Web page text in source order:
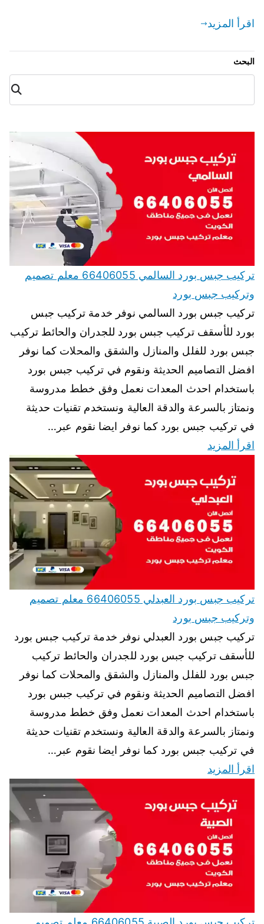
اقرأ المزيد
البحث
البح
ث
تركيب جبس بورد السالمي 66406055 معلم تصميم
وتركيب جبس بورد
تركيب جبس بورد السالمي نوفر خدمة تركيب جبس
بورد للأسقف تركيب جبس بورد للجدران والحائط تركيب
جبس بورد للفلل والمنازل والشقق والمحلات كما نوفر
افضل التصاميم الحديثة ونقوم في تركيب جبس بورد
باستخدام احدث المعدات نعمل وفق خطط مدروسة
ونمتاز بالسرعة والدقة العالية ونستخدم تقنيات حديثة
في تركيب جبس بورد كما نوفر ايضا نقوم عبر…
اقرأ المزيد
تركيب جبس بورد العبدلي 66406055 معلم تصميم
وتركيب جبس بورد
تركيب جبس بورد العبدلي نوفر خدمة تركيب جبس بورد
للأسقف تركيب جبس بورد للجدران والحائط تركيب
جبس بورد للفلل والمنازل والشقق والمحلات كما نوفر
افضل التصاميم الحديثة ونقوم في تركيب جبس بورد
باستخدام احدث المعدات نعمل وفق خطط مدروسة
ونمتاز بالسرعة والدقة العالية ونستخدم تقنيات حديثة
في تركيب جبس بورد كما نوفر ايضا نقوم عبر…
اقرأ المزيد